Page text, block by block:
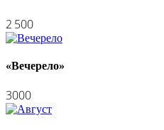
2 500
«Вечерело»
3000